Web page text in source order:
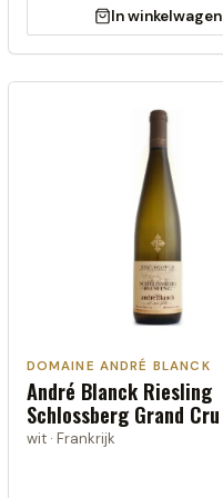
In winkelwagen
DOMAINE ANDRÉ BLANCK
André Blanck Riesling
Schlossberg Grand Cru
wit · Frankrijk